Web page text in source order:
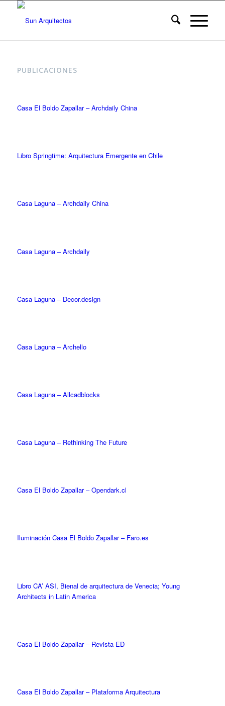
PUBLICACIONES
Casa El Boldo Zapallar – Archdaily China
Libro Springtime: Arquitectura Emergente en Chile
Casa Laguna – Archdaily China
Casa Laguna – Archdaily
Casa Laguna – Decor.design
Casa Laguna – Archello
Casa Laguna – Allcadblocks
Casa Laguna – Rethinking The Future
Casa El Boldo Zapallar – Opendark.cl
Iluminación Casa El Boldo Zapallar – Faro.es
Libro CA’ ASI, Bienal de arquitectura de Venecia; Young
Architects in Latin America
Casa El Boldo Zapallar – Revista ED
Casa El Boldo Zapallar – Plataforma Arquitectura